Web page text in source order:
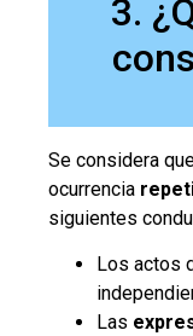
3.
Se considera
ocurrencia
siguientes
Los actos
Las